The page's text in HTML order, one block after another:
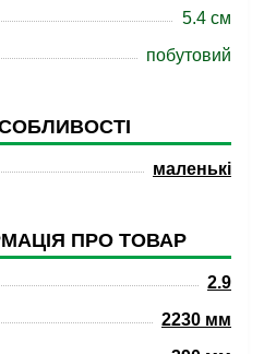
5.4 см
побутовий
маленькі
ПРО ТОВАР
2.9
2230 мм